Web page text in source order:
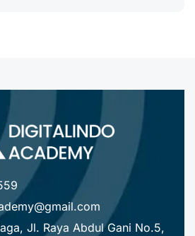
Jl. Raya Abdul Gani No.5,